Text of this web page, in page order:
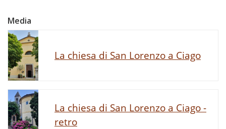
Media
La chiesa di San Lorenzo a Ciago
La chiesa di San Lorenzo a Ciago -
retro